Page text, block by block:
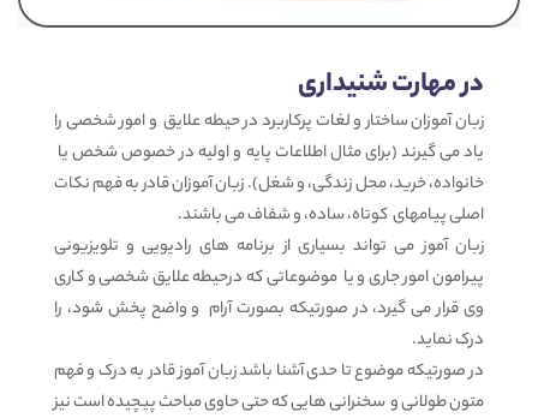
در مهارت شنیداری
زبان آموزان ساختار و لغات پرکاربرد در حیطه علایق و امور شخصی را
یاد می گیرند (برای مثال اطلاعات پایه و اولیه در خصوص شخص یا
خانواده، خرید، محل زندگی، و شغل). زبان آموزان قادر به فهم نکات
اصلی پیامهای کوتاه، ساده، و شفاف می باشند.
زبان آموز می تواند بسیاری از برنامه های رادیویی و تلویزیونی
پیرامون امور جاری و یا موضوعاتی که درحیطه علایق شخصی و کاری
وی قرار می گیرد، در صورتیکه بصورت آرام و واضح پخش شود، را
درک نماید.
در صورتیکه موضوع تا حدی آشنا باشد زبان آموز قادر به درک و فهم
متون طولانی و سخنرانی هایی که حتی حاوی مباحث پیچیده است نیز